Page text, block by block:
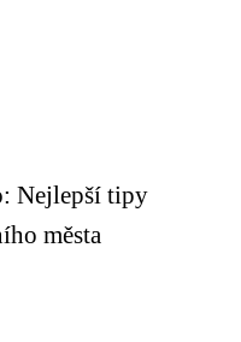
Nejlepší tipy
města